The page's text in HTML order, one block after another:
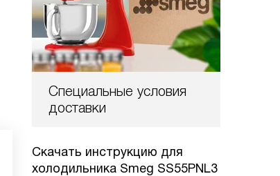
Специальные условия
доставки
Скачать инструкцию для
холодильника Smeg SS55PNL3